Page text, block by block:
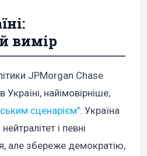
вимір
JPMorgan Chase
найімовірніше,
сценарієм": Україна
і певні
але збереже демократію,